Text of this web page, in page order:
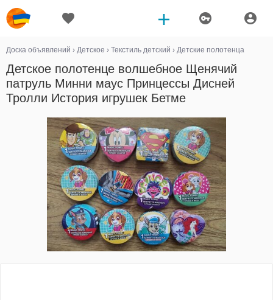
Доска объявлений › Детское › Текстиль детский › Детские полотенца
Детское полотенце волшебное Щенячий
патруль Минни маус Принцессы Дисней
Тролли История игрушек Бетме